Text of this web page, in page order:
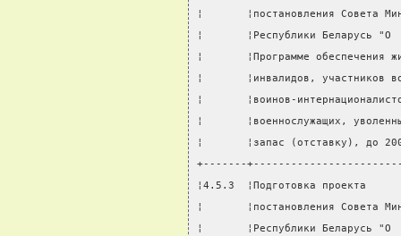
¦       ¦постановления Совета
¦       ¦Республики Беларусь
¦       ¦Программе
¦       ¦инвалидов,
¦       ¦воинов-
¦       ¦военнослужащих,
¦       ¦запас
+-------
¦4.5.3  ¦Подготовка проекта
¦       ¦постановления Совета
¦       ¦Республики